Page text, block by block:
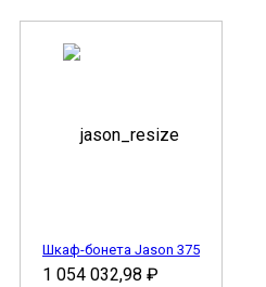
Шкаф-бонета Jason 375
1 054 032,98 ₽